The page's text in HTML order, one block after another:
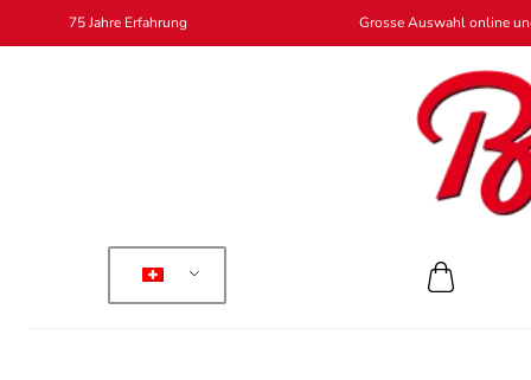
75 Jahre Erfahrung Grosse Auswahl online